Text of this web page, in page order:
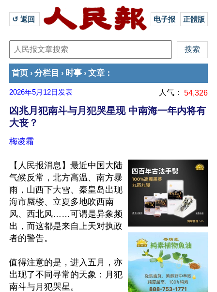
↺ 返回 电子报 正體版
首页 › 分栏目 › 时事 › 文章 ：
2026年5月12日 发表 人气： 54,326
凶兆月犯南斗与月犯哭星现 中南海一年内将有
大丧？
梅凌霜
【人民报消息】最近中国大陆
气候反常，北方高温、南方暴
雨，山西下大雪、秦皇岛出现
海市蜃楼、立夏多地吹西南
风、西北风……可谓是异象频
出，而这都是来自上天对执政
者的警告。
值得注意的是，进入五月，亦
出现了不同寻常的天象：月犯
南斗与月犯哭星。